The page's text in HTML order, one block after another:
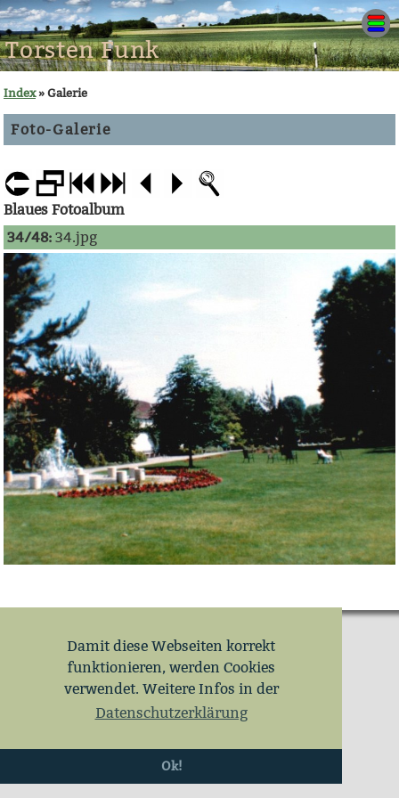
Damit diese Webseiten korrekt
funktionieren, werden Cookies
verwendet. Weitere Infos in der
Datenschutzerklärung
Ok!
Torsten Funk
Index» Galerie
Foto-Galerie
Blaues Fotoalbum
34/48: 34.jpg